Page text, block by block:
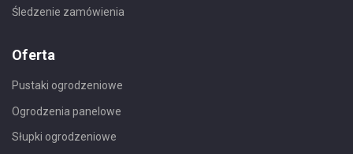
Śledzenie zamówienia
Oferta
Pustaki ogrodzeniowe
Ogrodzenia panelowe
Słupki ogrodzeniowe